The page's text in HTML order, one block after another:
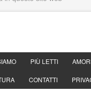
PIÙ LETTI
CONTATTI